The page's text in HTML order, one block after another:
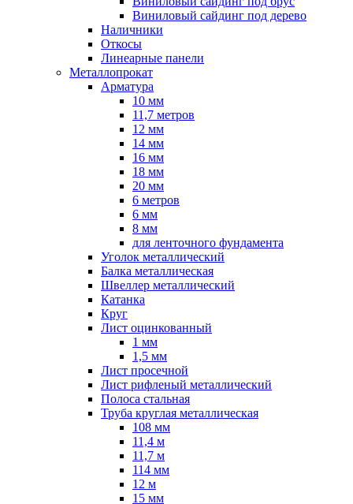
Виниловый сайдинг под дерево
Наличники
Откосы
Линеарные панели
Металлопрокат
Арматура
10 мм
11,7 метров
12 мм
14 мм
16 мм
18 мм
20 мм
6 метров
6 мм
8 мм
для ленточного фундамента
Уголок металлический
Балка металлическая
Швеллер металлический
Катанка
Круг
Лист оцинкованный
1 мм
1,5 мм
Лист просечной
Лист рифленый металлический
Полоса стальная
Труба круглая металлическая
108 мм
11,4 м
11,7 м
114 мм
12 м
15 мм